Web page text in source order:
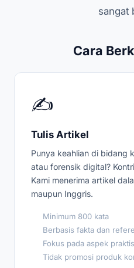
sangat
Cara
✍️
Tulis Artikel
Punya keahlian di bidang
atau forensik digital?
Kami menerima artikel
maupun Inggris.
Minimum 800 kata
Berbasis fakta dan
Fokus pada aspek
Tidak promosi produk